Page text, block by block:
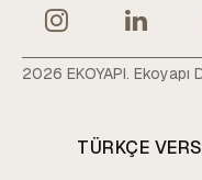
2026 EKOYAPI. Ekoyapı
TÜRKÇE